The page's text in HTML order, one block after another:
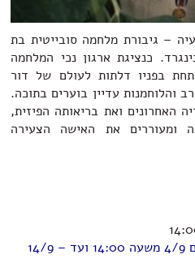
– גיבורת מלחמה סובייטית בת
כנציגת ארגון נכי המלחמה
בפניו דלתות לעולם של דור
והלוחמנות עדיין בוערים בתוכה.
האחרונים ואת בריאותה הפיזית,
ומעוררים את האישה הצעירה
זמין לצפייה בתאריכים 4/9 משעה 14:00 ועד – 14/9